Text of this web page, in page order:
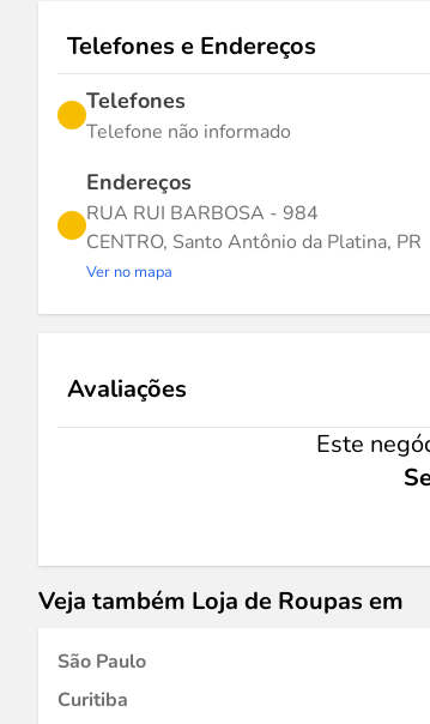
Telefones e Endereços
Telefones
Telefone não informado
Endereços
RUA RUI BARBOSA - 984
CENTRO, Santo Antônio da Platina, PR
Ver no mapa
Avaliações
Este
Veja também Loja de Roupas em
São Paulo
Curitiba